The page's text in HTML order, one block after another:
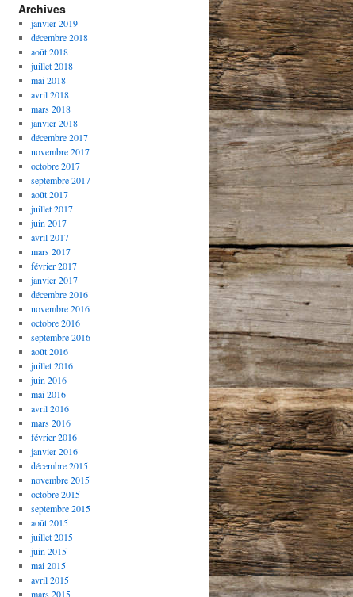
Archives
janvier 2019
décembre 2018
août 2018
juillet 2018
mai 2018
avril 2018
mars 2018
janvier 2018
décembre 2017
novembre 2017
octobre 2017
septembre 2017
août 2017
juillet 2017
juin 2017
avril 2017
mars 2017
février 2017
janvier 2017
décembre 2016
novembre 2016
octobre 2016
septembre 2016
août 2016
juillet 2016
juin 2016
mai 2016
avril 2016
mars 2016
février 2016
janvier 2016
décembre 2015
novembre 2015
octobre 2015
septembre 2015
août 2015
juillet 2015
juin 2015
mai 2015
avril 2015
mars 2015